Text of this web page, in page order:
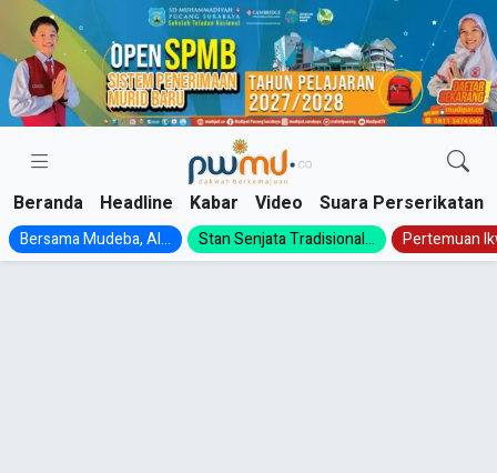
Skip
content
Beranda Headline Kabar Video Suara Perserikatan
Bersama Mudeba, Al... Stan Senjata Tradisional... Pertemuan